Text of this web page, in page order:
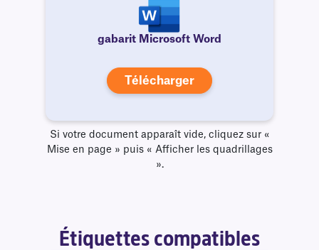
gabarit Microsoft Word
Télécharger
Si votre document apparaît vide, cliquez sur «
Mise en page » puis « Afficher les quadrillages
».
Étiquettes compatibles